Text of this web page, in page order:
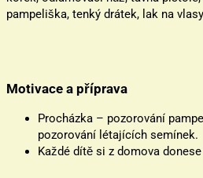
pampeliška, tenký drátek, lak na
Motivace a příprava
Procházka – pozorování
pozorování létajících semínek.
Každé dítě si z domova